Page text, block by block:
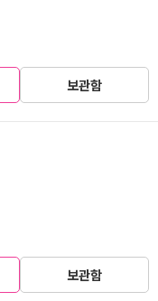
보관함
보관함